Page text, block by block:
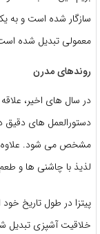
سازگار شده است و به
معمولی تبدیل شده
روندهای مدرن
در سال های اخیر،
دستورالعمل های
مشخص می شود. علاوه
لذیذ با چاشنی ها و
پیتزا در طول تاریخ
خلاقیت آشپزی تبدیل